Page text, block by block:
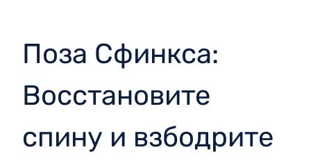
Поза Сфинкса:
Восстановите
спину и взбодрите